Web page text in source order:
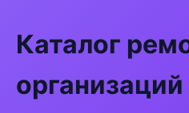
Каталог
организаций